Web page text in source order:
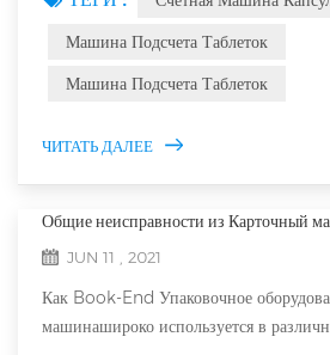
которое может бежать точно и
Машина Подсчета Таблеток
Машина Подсчета Таблеток
ЧИТАТЬ ДАЛЕЕ
Общие неисправности из Карточный
JUN 11 , 2021
Как Book-End Упаковочное
машинашироко используется в